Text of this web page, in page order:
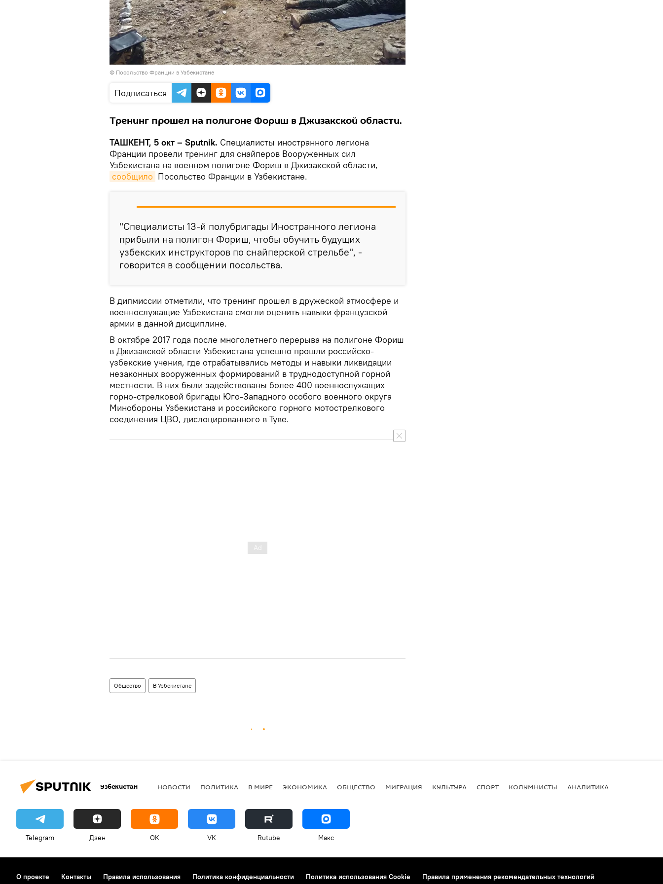
© Посольство Франции в Узбекистане
Подписаться
Тренинг прошел на полигоне Фориш в Джизакской области.
ТАШКЕНТ, 5 окт – Sputnik. Специалисты иностранного легиона
Франции провели тренинг для снайперов Вооруженных сил
Узбекистана на военном полигоне Фориш в Джизакской области,
сообщило Посольство Франции в Узбекистане.
"Специалисты 13-й полубригады Иностранного легиона
прибыли на полигон Фориш, чтобы обучить будущих
узбекских инструкторов по снайперской стрельбе", -
говорится в сообщении посольства.
В дипмиссии отметили, что тренинг прошел в дружеской атмосфере и
военнослужащие Узбекистана смогли оценить навыки французской
армии в данной дисциплине.
В октябре 2017 года после многолетнего перерыва на полигоне Фориш
в Джизакской области Узбекистана успешно прошли российско-
узбекские учения, где отрабатывались методы и навыки ликвидации
незаконных вооруженных формирований в труднодоступной горной
местности. В них были задействованы более 400 военнослужащих
горно-стрелковой бригады Юго-Западного особого военного округа
Минобороны Узбекистана и российского горного мотострелкового
соединения ЦВО, дислоцированного в Туве.
Общество В Узбекистане
Узбекистан НОВОСТИ ПОЛИТИКА В МИРЕ ЭКОНОМИКА ОБЩЕСТВО МИГРАЦИЯ КУЛЬТУРА СПОРТ КОЛУМНИСТЫ АНАЛИТИКА
Telegram Дзен OK VK Rutube Макс
О проекте Контакты Правила использования Политика конфиденциальности Политика использования Cookie Правила применения рекомендательных технологий